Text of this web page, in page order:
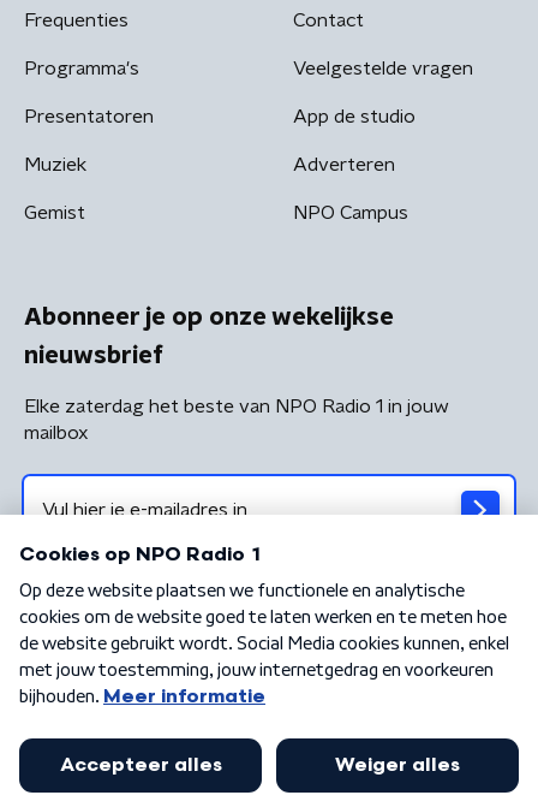
Frequenties
Programma's
Presentatoren
Muziek
Gemist
Contact
Veelgestelde vragen
App de studio
Adverteren
NPO Campus
Abonneer je op onze wekelijkse
nieuwsbrief
Elke zaterdag het beste van NPO Radio 1 in jouw
mailbox
Algemene voorwaarden